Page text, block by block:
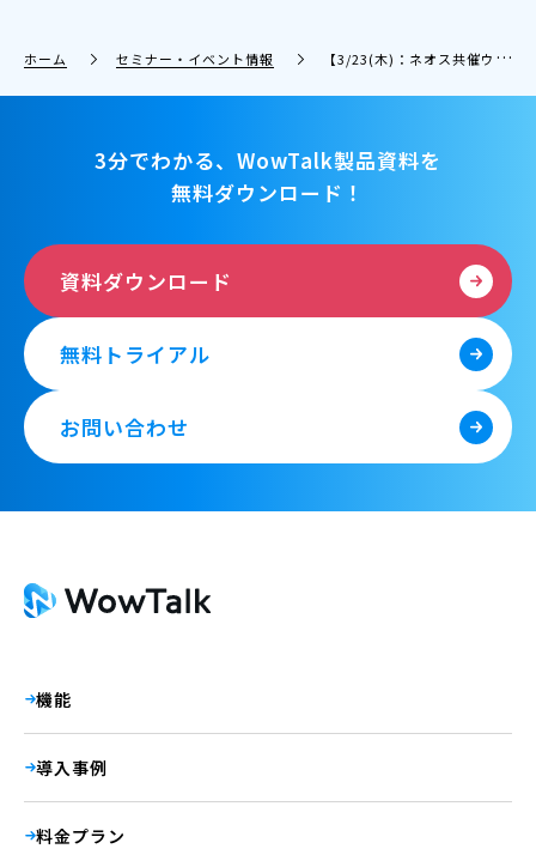
ホーム セミナー・イベント情報 【3/23(木)：ネオス共催ウェビナー】そのビジネスチャット、BOT入ってますか!? ChatGPTで話題沸騰〜AIチャットボットがビジネスチャットの利便性を加速！〜WowTalk × WowBotのススメ
3分でわかる、WowTalk製品資料を
無料ダウンロード！
資料ダウンロード
無料トライアル
お問い合わせ
機能
導入事例
料金プラン